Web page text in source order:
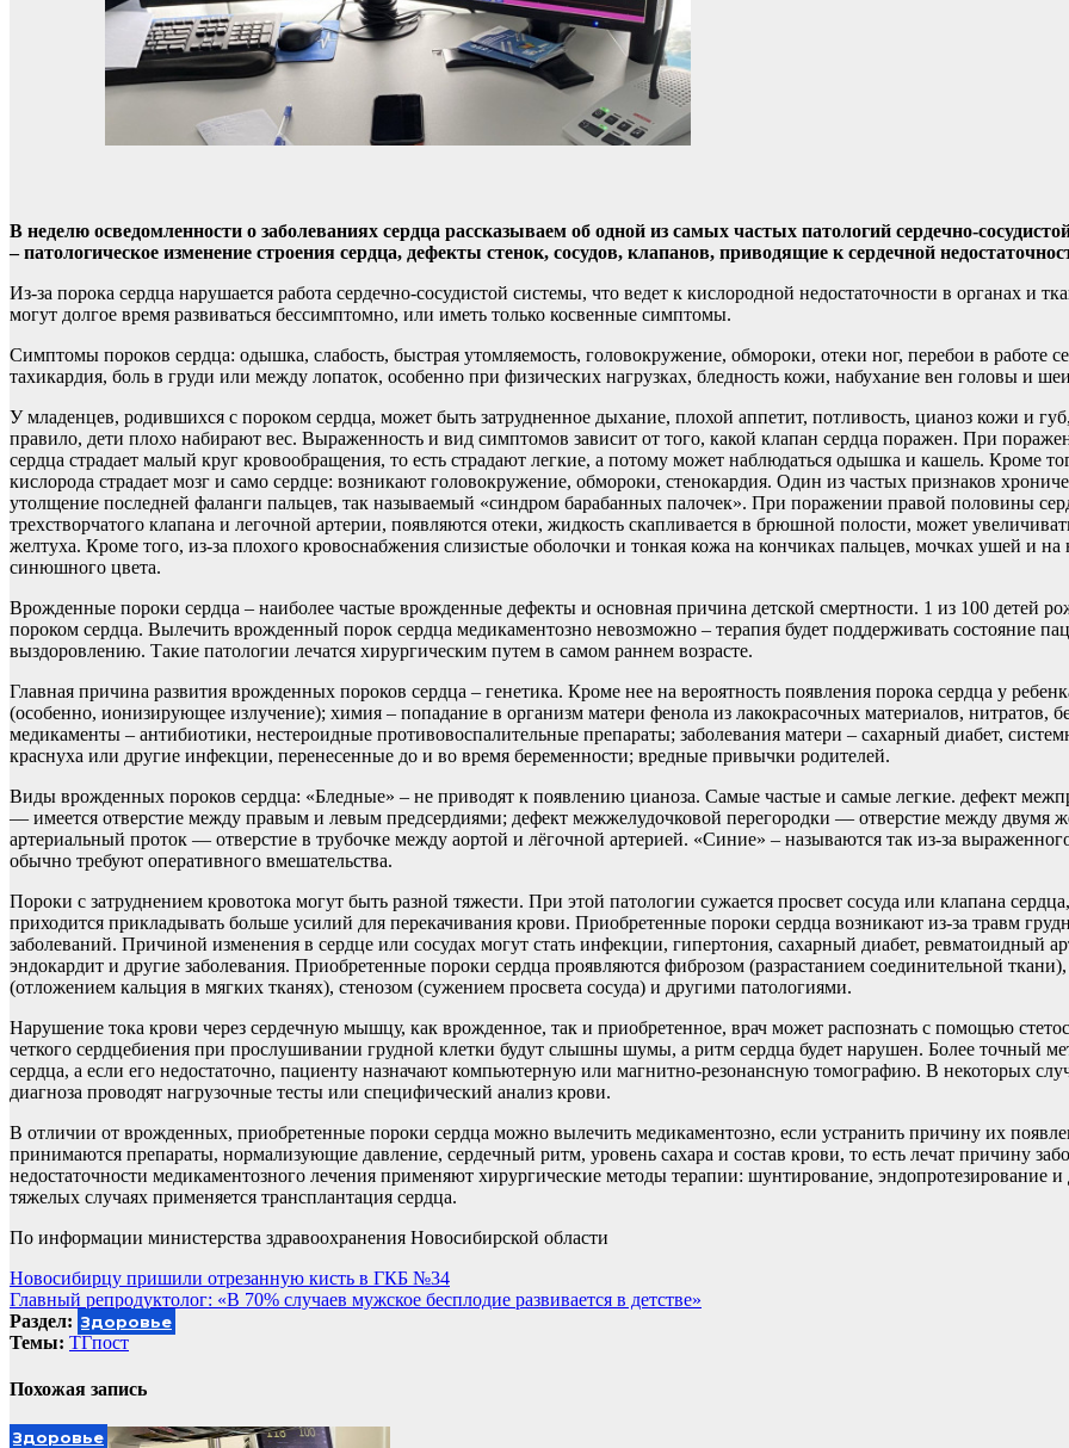
В неделю осведомленности о заболеваниях сердца рассказываем об одной из самых частых патологий сердечно-
– патологическое изменение строения сердца, дефекты стенок, сосудов, клапанов, приводящие к сердечной
Из-за порока сердца нарушается работа сердечно-сосудистой системы, что ведет к кислородной недостаточности в органах и
могут долгое время развиваться бессимптомно, или иметь только косвенные симптомы.
Симптомы пороков сердца: одышка, слабость, быстрая утомляемость, головокружение, обмороки, отеки ног, перебои в работе
тахикардия, боль в груди или между лопаток, особенно при физических нагрузках, бледность кожи, набухание вен головы и
У младенцев, родившихся с пороком сердца, может быть затрудненное дыхание, плохой аппетит, потливость, цианоз кожи и
правило, дети плохо набирают вес. Выраженность и вид симптомов зависит от того, какой клапан сердца поражен. При
сердца страдает малый круг кровообращения, то есть страдают легкие, а потому может наблюдаться одышка и кашель. Кроме
кислорода страдает мозг и само сердце: возникают головокружение, обмороки, стенокардия. Один из частых признаков
утолщение последней фаланги пальцев, так называемый «синдром барабанных палочек». При поражении правой половины
трехстворчатого клапана и легочной артерии, появляются отеки, жидкость скапливается в брюшной полости, может
желтуха. Кроме того, из-за плохого кровоснабжения слизистые оболочки и тонкая кожа на кончиках пальцев, мочках ушей и на
синюшного цвета.
Врожденные пороки сердца – наиболее частые врожденные дефекты и основная причина детской смертности. 1 из 100 детей
пороком сердца. Вылечить врожденный порок сердца медикаментозно невозможно – терапия будет поддерживать состояние
выздоровлению. Такие патологии лечатся хирургическим путем в самом раннем возрасте.
Главная причина развития врожденных пороков сердца – генетика. Кроме нее на вероятность появления порока сердца у
(особенно, ионизирующее излучение); химия – попадание в организм матери фенола из лакокрасочных материалов, нитратов,
медикаменты – антибиотики, нестероидные противовоспалительные препараты; заболевания матери – сахарный диабет,
краснуха или другие инфекции, перенесенные до и во время беременности; вредные привычки родителей.
Виды врожденных пороков сердца: «Бледные» – не приводят к появлению цианоза. Самые частые и самые легкие. дефект
— имеется отверстие между правым и левым предсердиями; дефект межжелудочковой перегородки — отверстие между двумя
артериальный проток — отверстие в трубочке между аортой и лёгочной артерией. «Синие» – называются так из-за
обычно требуют оперативного вмешательства.
Пороки с затруднением кровотока могут быть разной тяжести. При этой патологии сужается просвет сосуда или клапана
приходится прикладывать больше усилий для перекачивания крови. Приобретенные пороки сердца возникают из-за травм
заболеваний. Причиной изменения в сердце или сосудах могут стать инфекции, гипертония, сахарный диабет, ревматоидный
эндокардит и другие заболевания. Приобретенные пороки сердца проявляются фиброзом (разрастанием соединительной
(отложением кальция в мягких тканях), стенозом (сужением просвета сосуда) и другими патологиями.
Нарушение тока крови через сердечную мышцу, как врожденное, так и приобретенное, врач может распознать с помощью
четкого сердцебиения при прослушивании грудной клетки будут слышны шумы, а ритм сердца будет нарушен. Более точный
сердца, а если его недостаточно, пациенту назначают компьютерную или магнитно-резонансную томографию. В некоторых
диагноза проводят нагрузочные тесты или специфический анализ крови.
В отличии от врожденных, приобретенные пороки сердца можно вылечить медикаментозно, если устранить причину их
принимаются препараты, нормализующие давление, сердечный ритм, уровень сахара и состав крови, то есть лечат причину
недостаточности медикаментозного лечения применяют хирургические методы терапии: шунтирование, эндопротезирование
тяжелых случаях применяется трансплантация сердца.
По информации министерства здравоохранения Новосибирской области
Навигация
по
записям
Новосибирцу пришили отрезанную кисть в ГКБ №34
Главный репродуктолог: «В 70% случаев мужское бесплодие развивается в детстве»
Раздел: Здоровье
Темы: ТГпост
Похожая запись
Здоровье